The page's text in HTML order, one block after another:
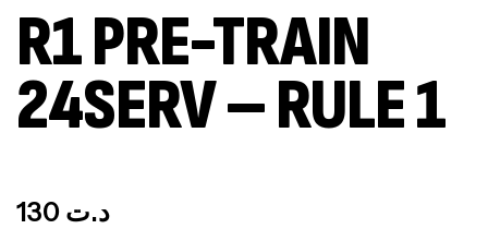
R1 PRE-TRAIN
24SERV – RULE 1
د.ت